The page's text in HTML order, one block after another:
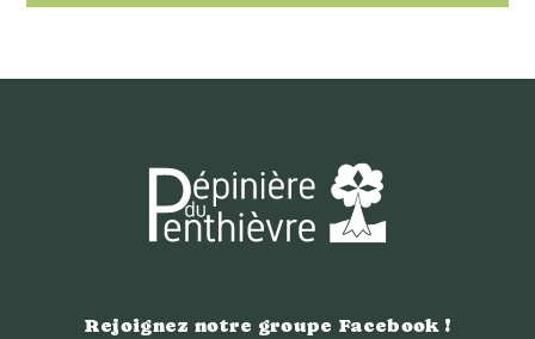
Rejoignez notre groupe Facebook !